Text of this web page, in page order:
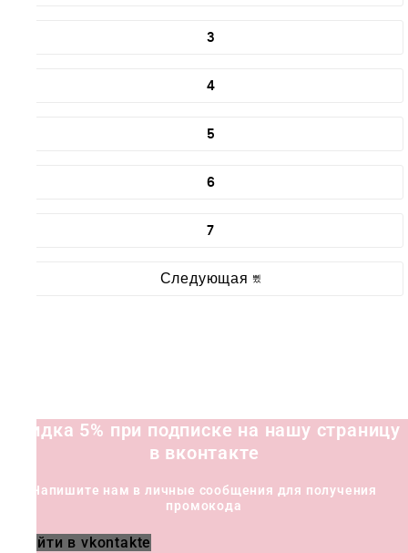
3
4
5
6
7
Следующая
Скидка 5% при подписке на нашу страницу
в вконтакте
Напишите нам в личные сообщения для получения
промокода
Перейти в vkontakte